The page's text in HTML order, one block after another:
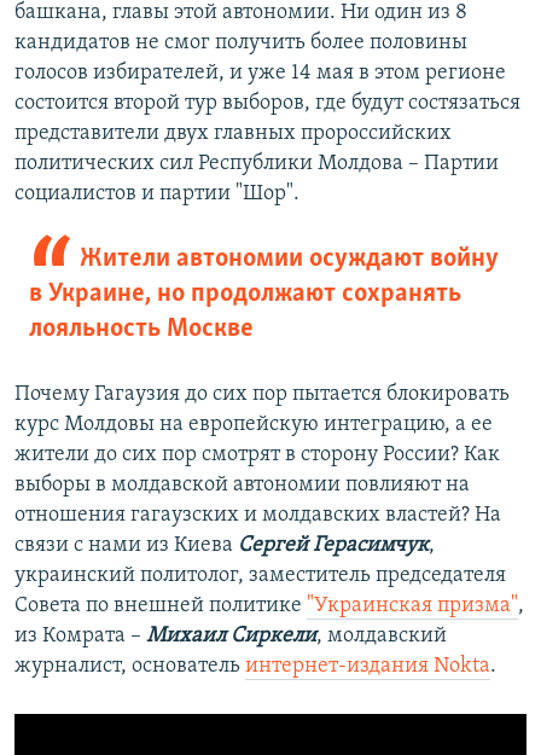
башкана, главы этой автономии. Ни один из 8
кандидатов не смог получить более половины
голосов избирателей, и уже 14 мая в этом регионе
состоится второй тур выборов, где будут состязаться
представители двух главных пророссийских
политических сил Республики Молдова – Партии
социалистов и партии "Шор".
Жители автономии осуждают войну
в Украине, но продолжают сохранять
лояльность Москве
Почему Гагаузия до сих пор пытается блокировать
курс Молдовы на европейскую интеграцию, а ее
жители до сих пор смотрят в сторону России? Как
выборы в молдавской автономии повлияют на
отношения гагаузских и молдавских властей? На
связи с нами из Киева Сергей Герасимчук,
украинский политолог, заместитель председателя
Совета по внешней политике "Украинская призма",
из Комрата – Михаил Сиркели, молдавский
журналист, основатель интернет-издания Nokta.